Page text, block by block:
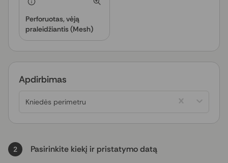
Perforuotas, vėją
praleidžiantis (Mesh)
Apdirbimas
Kniedės perimetru
2 Pasirinkite kiekį ir pristatymo datą